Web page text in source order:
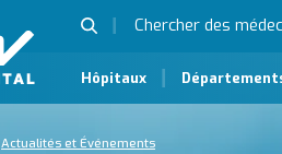
Hôpitaux
Actualités et Événements